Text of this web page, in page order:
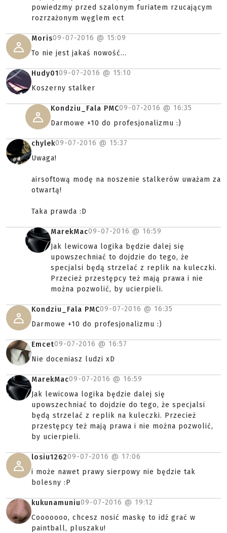
powiedzmy przed szalonym furiatem rzucającym
rozrzażonym węglem ect
Moris09-07-2016 @ 15:09
To nie jest jakaś nowość...
Hudy0109-07-2016 @ 15:10
Koszerny stalker
Kondziu_Fala PMC09-07-2016 @ 16:35
Darmowe +10 do profesjonalizmu :)
chylek09-07-2016 @ 15:37
Uwaga!
airsoftową modę na noszenie stalkerów uważam za
otwartą!
Taka prawda :D
MarekMac09-07-2016 @ 16:59
Jak lewicowa logika będzie dalej się
upowszechniać to dojdzie do tego, że
specjalsi będą strzelać z replik na kuleczki.
Przecież przestępcy też mają prawa i nie
można pozwolić, by ucierpieli.
Kondziu_Fala PMC09-07-2016 @ 16:35
Darmowe +10 do profesjonalizmu :)
Emcet09-07-2016 @ 16:57
Nie doceniasz ludzi xD
MarekMac09-07-2016 @ 16:59
Jak lewicowa logika będzie dalej się
upowszechniać to dojdzie do tego, że specjalsi
będą strzelać z replik na kuleczki. Przecież
przestępcy też mają prawa i nie można pozwolić,
by ucierpieli.
losiu126209-07-2016 @ 17:06
i może nawet prawy sierpowy nie będzie tak
bolesny :P
kukunamuniu09-07-2016 @ 19:12
Cooooooo, chcesz nosić maskę to idź grać w
paintball, pluszaku!